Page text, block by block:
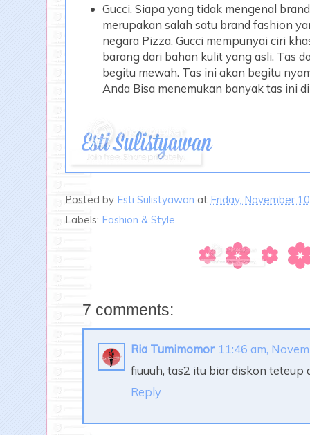
Gucci. Siapa yang tidak mengenal
merupakan salah satu brand fashion
negara Pizza. Gucci mempunyai ciri
barang dari bahan kulit yang asli. Tas
begitu mewah. Tas ini akan begitu
Anda Bisa menemukan banyak tas ini
Posted by Esti Sulistyawan at Friday, November
Labels: Fashion & Style
7 comments:
Ria Tumimomor 11:46 am,
fiuuuh, tas2 itu biar diskon teteup
Reply